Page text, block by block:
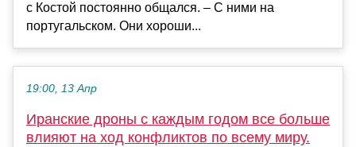
с Костой постоянно общался. – С ними на
португальском. Они хороши...
19:00, 13 Апр
Иранские дроны с каждым годом все больше
влияют на ход конфликтов по всему миру.